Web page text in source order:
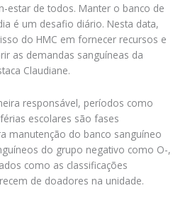
estar de todos. Manter o banco de
é um desafio diário. Nesta data,
do HMC em fornecer recursos e
as demandas sanguíneas da
Claudiane.
responsável, períodos como
escolares são fases
manutenção do banco sanguíneo
do grupo negativo como O-,
como as classificações
de doadores na unidade.